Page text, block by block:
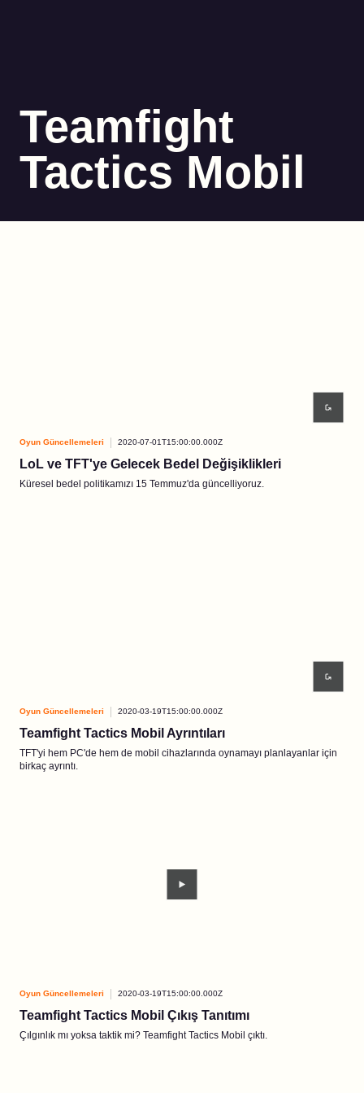
Teamfight
Tactics Mobil
Oyun Güncellemeleri 2020-07-01T15:00:00.000Z
LoL ve TFT'ye Gelecek Bedel Değişiklikleri
Küresel bedel politikamızı 15 Temmuz'da güncelliyoruz.
Oyun Güncellemeleri 2020-03-19T15:00:00.000Z
Teamfight Tactics Mobil Ayrıntıları
TFT'yi hem PC'de hem de mobil cihazlarında oynamayı planlayanlar için
birkaç ayrıntı.
Oyun Güncellemeleri 2020-03-19T15:00:00.000Z
Teamfight Tactics Mobil Çıkış Tanıtımı
Çılgınlık mı yoksa taktik mi? Teamfight Tactics Mobil çıktı.